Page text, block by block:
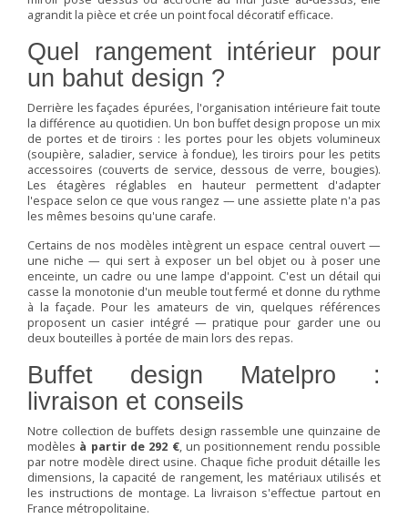
agrandit la pièce et crée un point focal décoratif efficace.
Quel rangement intérieur pour
un bahut design ?
Derrière les façades épurées, l'organisation intérieure fait toute
la différence au quotidien. Un bon buffet design propose un mix
de portes et de tiroirs : les portes pour les objets volumineux
(soupière, saladier, service à fondue), les tiroirs pour les petits
accessoires (couverts de service, dessous de verre, bougies).
Les étagères réglables en hauteur permettent d'adapter
l'espace selon ce que vous rangez — une assiette plate n'a pas
les mêmes besoins qu'une carafe.
Certains de nos modèles intègrent un espace central ouvert —
une niche — qui sert à exposer un bel objet ou à poser une
enceinte, un cadre ou une lampe d'appoint. C'est un détail qui
casse la monotonie d'un meuble tout fermé et donne du rythme
à la façade. Pour les amateurs de vin, quelques références
proposent un casier intégré — pratique pour garder une ou
deux bouteilles à portée de main lors des repas.
Buffet design Matelpro :
livraison et conseils
Notre collection de buffets design rassemble une quinzaine de
modèles à partir de 292 €, un positionnement rendu possible
par notre modèle direct usine. Chaque fiche produit détaille les
dimensions, la capacité de rangement, les matériaux utilisés et
les instructions de montage. La livraison s'effectue partout en
France métropolitaine.